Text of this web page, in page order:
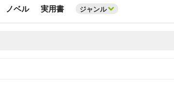
ノベル 実用書 ジャンル